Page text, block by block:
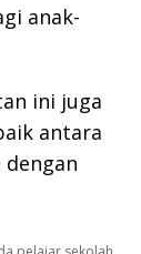
anak-
ini juga
antara
dengan